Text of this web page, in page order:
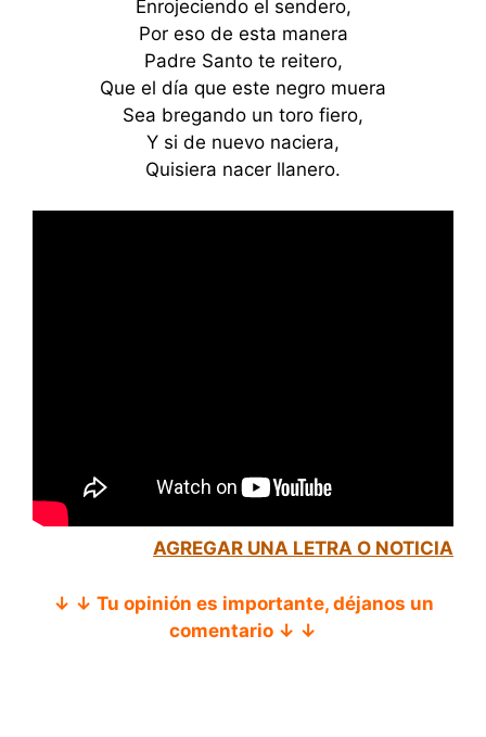
Enrojeciendo el sendero,
Por eso de esta manera
Padre Santo te reitero,
Que el día que este negro muera
Sea bregando un toro fiero,
Y si de nuevo naciera,
Quisiera nacer llanero.
AGREGAR UNA LETRA O NOTICIA
↓ ↓ Tu opinión es importante, déjanos un
comentario ↓ ↓